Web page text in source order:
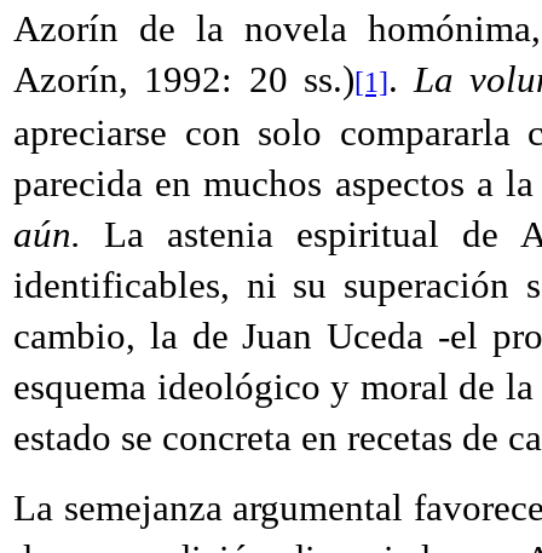
Azorín de la novela
Azorín, 1992: 20 ss.)[1].La
apreciarse con solo compararla
parecida en muchos aspectos a
aún. La astenia espiritual de
identificables, ni su superación
cambio, la de Juan Uceda -el
esquema ideológico y moral de
estado se concreta en recetas de
La semejanza argumental